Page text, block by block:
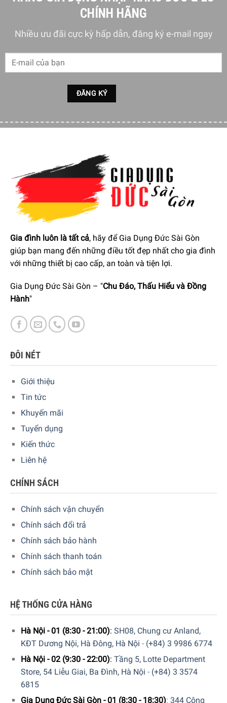
Hiện tại sản phẩm đang được bày bán tại
quốc. Quý vị hãy gọi điện trực tiếp vào Hotline: 1900
website. Nhân viên tổng đài của Gia dụng Đức Sài Gòn sẽ
gọi lại để xác nhận đơn hàng với quý khách.
GIA DỤNG ĐỨC SÀI GÒN CAM KẾT:
Giao hàng nhanh chóng toàn quốc.
Bảo hành bằng thẻ bảo hành chính hãng từ công ty.
Hàng đúng nguồn gốc, chính hãng, nhập khẩu Đức &
EU.
phẩm Thịt Heo Muối Tây Ban Nha khác đang được bán tại
các showroom của Gia dụng Đức Sài Gòn trên toàn quốc
và website của chúng tôi.
CHÍNH HÃNG
Nhiều ưu đãi cực kỳ hấp dẫn, đăng ký e-mail ngay
Gia đình luôn là tất cả, hãy để Gia Dụng Đức Sài Gòn
giúp bạn mang đến những điều tốt đẹp nhất cho gia đình
với những thiết bị cao cấp, an toàn và tiện lợi.
Gia Dụng Đức Sài Gòn – "Chu Đáo, Thấu Hiểu và Đồng
Hành"
ĐÔI NÉT
Giới thiệu
Tin tức
Khuyến mãi
Tuyển dụng
Kiến thức
Liên hệ
CHÍNH SÁCH
Chính sách vận chuyển
Chính sách đổi trả
Chính sách bảo hành
Chính sách thanh toán
Chính sách bảo mật
HỆ THỐNG CỬA HÀNG
Hà Nội - 01 (8:30 - 21:00): SH08, Chung cư Anland,
KĐT Dương Nội, Hà Đông, Hà Nội - (+84) 3 9986 6774
Hà Nội - 02 (9:30 - 22:00): Tầng 5, Lotte Department
Store, 54 Liễu Giai, Ba Đình, Hà Nội - (+84) 3 3574
6815
Gia Dụng Đức Sài Gòn - 01 (8:30 - 18:30): 344 Cộng